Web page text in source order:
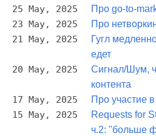
25 May, 2025 Про go-to-
23 May, 2025 Про
21 May, 2025
Гугл
едет
20 May, 2025
Сигнал/Шум,
контента
17 May, 2025 Про участие
15 May, 2025
Requests for
ч.2: "больше